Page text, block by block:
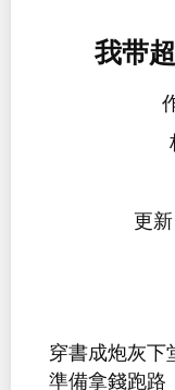
我带
更新
穿書成炮灰下
準備拿錢跑路